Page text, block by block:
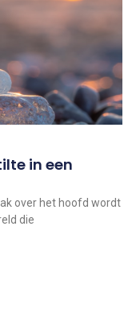
in een
over het hoofd wordt
die